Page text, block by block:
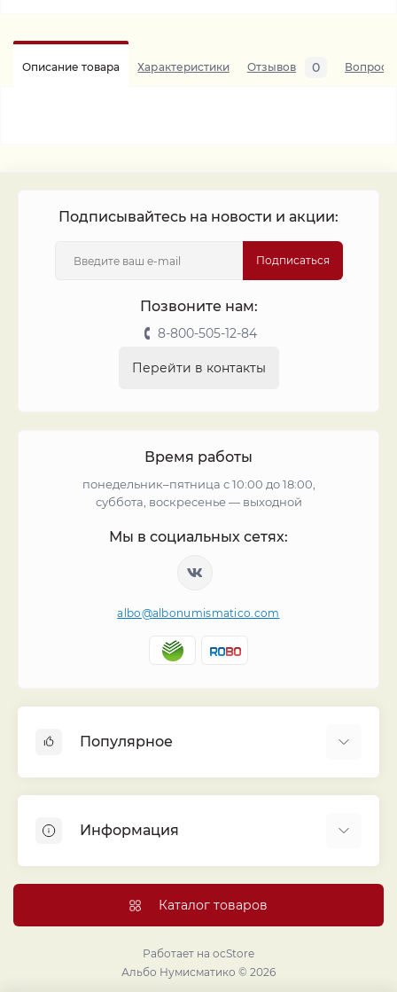
Описание товара Характеристики Отзывов 0 Вопросы
Подписывайтесь на новости и акции:
Подписаться
Позвоните нам:
8-800-505-12-84
Перейти в контакты
Время работы
понедельник–пятница с 10:00 до 18:00,
суббота, воскресенье — выходной
Мы в социальных сетях:
albo@albonumismatico.com
Популярное
Монеты
Банкноты
Листы для монет
Капсулы и холдеры
Проекты издательства
Информация
Договор публичной оферты
Политика конфиденциальности
Правовой раздел
Каталог товаров
Работает на ocStore
Альбо Нумисматико © 2026